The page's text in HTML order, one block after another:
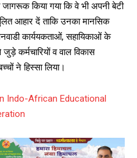
किया गया कि वे भी अपनी बेटी
आहार दें ताकि उनका मानसिक
कार्ययकताओं, सहायिकाओं के
कर्मचारियों व वाल विकास
ने हिस्सा लिया।
Indo-African Educational